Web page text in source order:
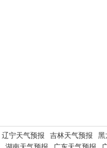
辽宁天气预报 吉林天气预报 黑